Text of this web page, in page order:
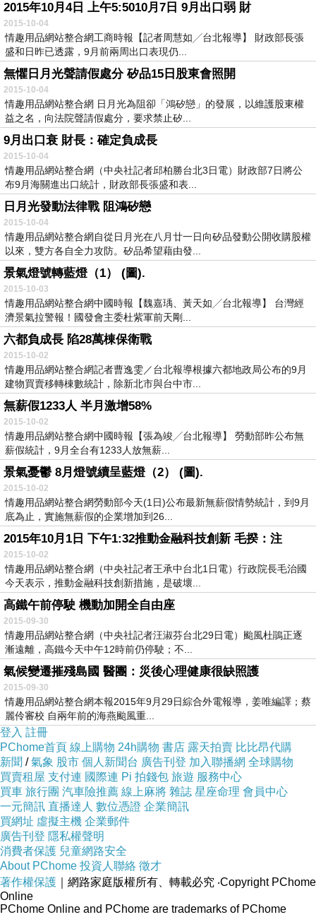
2015年10月4日 上午5:5010月7日 9月出口弱 財
2015-10-04
情趣用品網站整合網工商時報【記者周慧如╱台北報導】 財政部長張
盛和日昨已透露，9月前兩周出口表現仍...
無懼日月光聲請假處分 矽品15日股東會照開
2015-10-04
情趣用品網站整合網 日月光為阻卻「鴻矽戀」的發展，以維護股東權
益之名，向法院聲請假處分，要求禁止矽...
9月出口衰 財長：確定負成長
2015-10-04
情趣用品網站整合網（中央社記者邱柏勝台北3日電）財政部7日將公
布9月海關進出口統計，財政部長張盛和表...
日月光發動法律戰 阻鴻矽戀
2015-10-04
情趣用品網站整合網自從日月光在八月廿一日向矽品發動公開收購股權
以來，雙方各自全力攻防。矽品希望藉由發...
景氣燈號轉藍燈（1） (圖).
2015-10-03
情趣用品網站整合網中國時報【魏嘉瑀、黃天如╱台北報導】 台灣經
濟景氣拉警報！國發會主委杜紫軍前天剛...
六都負成長 陷28萬棟保衛戰
2015-10-02
情趣用品網站整合網記者曹逸雯／台北報導根據六都地政局公布的9月
建物買賣移轉棟數統計，除新北市與台中市...
無薪假1233人 半月激增58%
2015-10-02
情趣用品網站整合網中國時報【張為竣╱台北報導】 勞動部昨公布無
薪假統計，9月全台有1233人放無薪...
景氣憂鬱 8月燈號續呈藍燈（2） (圖).
2015-10-02
情趣用品網站整合網勞動部今天(1日)公布最新無薪假情勢統計，到9月
底為止，實施無薪假的企業增加到26...
2015年10月1日 下午1:32推動金融科技創新 毛揆：注
2015-10-02
情趣用品網站整合網（中央社記者王承中台北1日電）行政院長毛治國
今天表示，推動金融科技創新措施，是破壞...
高鐵午前停駛 機動加開全自由座
2015-09-30
情趣用品網站整合網（中央社記者汪淑芬台北29日電）颱風杜鵑正逐
漸遠離，高鐵今天中午12時前仍停駛；不...
氣候變遷摧殘島國 醫團：災後心理健康很缺照護
2015-09-30
情趣用品網站整合網本報2015年9月29日綜合外電報導，姜唯編譯；蔡
麗伶審校 自兩年前的海燕颱風重...
登入 註冊
PChome首頁 線上購物 24h購物 書店 露天拍賣 比比昂代購
新聞 /氣象 股市 個人新聞台 廣告刊登 加入聯播網 全球購物
買賣租屋 支付連 國際連 Pi 拍錢包 旅遊 服務中心
買車 旅行團 汽車險推薦 線上麻將 雜誌 星座命理 會員中心
一元簡訊 直播達人 數位憑證 企業簡訊
買網址 虛擬主機 企業郵件
廣告刊登 隱私權聲明
消費者保護 兒童網路安全
About PChome 投資人聯絡 徵才
著作權保護 ｜網路家庭版權所有、轉載必究 ‧Copyright PChome
Online
PChome Online and PChome are trademarks of PChome